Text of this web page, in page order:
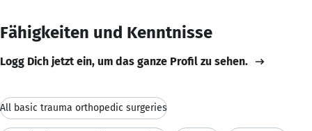
Fähigkeiten und Kenntnisse
Logg Dich jetzt ein, um das ganze Profil zu sehen.
All basic trauma orthopedic surgeries